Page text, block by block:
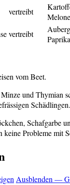
vertreibt
vertreibt
vom Beet.
und Thymian
Schädlingen.
Schafgarbe
keine Probleme mit
Ausblenden —